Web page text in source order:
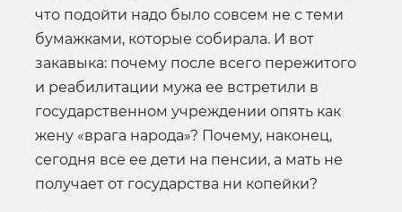
что подойти надо было совсем не с теми
бумажками, которые собирала. И вот
закавыка: почему после всего пережитого
и реабилитации мужа ее встретили в
государственном учреждении опять как
жену «врага народа»? Почему, наконец,
сегодня все ее дети на пенсии, а мать не
получает от государства ни копейки?